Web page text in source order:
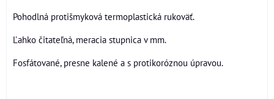
Pohodlná protišmyková termoplastická rukoväť.
Ľahko čitateľná, meracia stupnica v mm.
Fosfátované, presne kalené a s protikoróznou úpravou.